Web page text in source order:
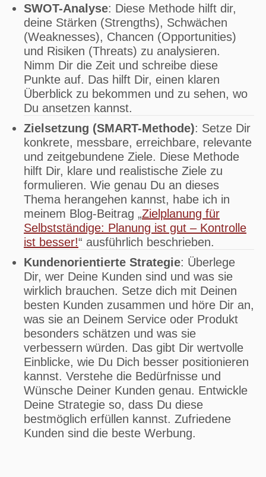
SWOT-Analyse: Diese Methode hilft dir,
deine Stärken (Strengths), Schwächen
(Weaknesses), Chancen (Opportunities)
und Risiken (Threats) zu analysieren.
Nimm Dir die Zeit und schreibe diese
Punkte auf. Das hilft Dir, einen klaren
Überblick zu bekommen und zu sehen, wo
Du ansetzen kannst.
Zielsetzung (SMART-Methode): Setze Dir
konkrete, messbare, erreichbare, relevante
und zeitgebundene Ziele. Diese Methode
hilft Dir, klare und realistische Ziele zu
formulieren. Wie genau Du an dieses
Thema herangehen kannst, habe ich in
meinem Blog-Beitrag „Zielplanung für
Selbstständige: Planung ist gut – Kontrolle
ist besser!“ ausführlich beschrieben.
Kundenorientierte Strategie: Überlege
Dir, wer Deine Kunden sind und was sie
wirklich brauchen. Setze dich mit Deinen
besten Kunden zusammen und höre Dir an,
was sie an Deinem Service oder Produkt
besonders schätzen und was sie
verbessern würden. Das gibt Dir wertvolle
Einblicke, wie Du Dich besser positionieren
kannst. Verstehe die Bedürfnisse und
Wünsche Deiner Kunden genau. Entwickle
Deine Strategie so, dass Du diese
bestmöglich erfüllen kannst. Zufriedene
Kunden sind die beste Werbung.